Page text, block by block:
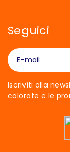
Seguici
Iscriviti alla
colorate e le